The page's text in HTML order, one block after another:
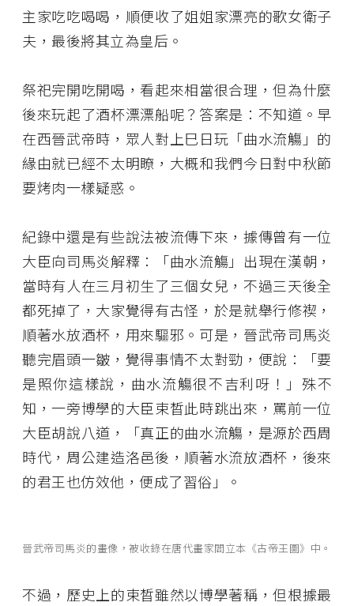
主家吃吃喝喝，順便收了姐姐家漂亮的歌女衛子
夫，最後將其立為皇后。
祭祀完開吃開喝，看起來相當很合理，但為什麼
後來玩起了酒杯漂漂船呢？答案是：不知道。早
在西晉武帝時，眾人對上巳日玩「曲水流觴」的
緣由就已經不太明瞭，大概和我們今日對中秋節
要烤肉一樣疑惑。
紀錄中還是有些說法被流傳下來，據傳曾有一位
大臣向司馬炎解釋：「曲水流觴」出現在漢朝，
當時有人在三月初生了三個女兒，不過三天後全
都死掉了，大家覺得有古怪，於是就舉行修禊，
順著水放酒杯，用來驅邪。可是，晉武帝司馬炎
聽完眉頭一皺，覺得事情不太對勁，便說：「要
是照你這樣說，曲水流觴很不吉利呀！」殊不
知，一旁博學的大臣束晳此時跳出來，罵前一位
大臣胡說八道，「真正的曲水流觴，是源於西周
時代，周公建造洛邑後，順著水流放酒杯，後來
的君王也仿效他，便成了習俗」。
晉武帝司馬炎的畫像，被收錄在唐代畫家閻立本《古帝王圖》中。
不過，歷史上的束晳雖然以博學著稱，但根據最